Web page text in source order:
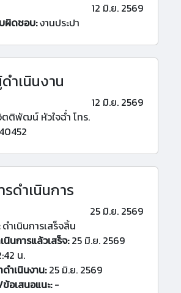
12 มิ.ย. 2569
ผิดชอบ:งานประปา
ำเนินงาน
12 มิ.ย. 2569
ตติพัฒน์ หัวใจฉ่ำ โทร.
ดำเนินการ
25 มิ.ย. 2569
ดำเนินการเสร็จสิ้น
นินการแล้วเสร็จ:25 มิ.ย. 2569
น.
ดำเนินงาน:25 มิ.ย. 2569
อเสนอแนะ:-